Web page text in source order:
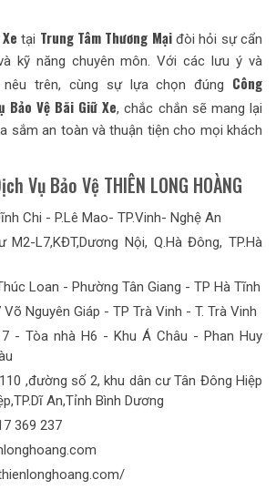
tại Trung Tâm Thương Mạiđòi hỏi sự cẩn
kỹ năng chuyên môn. Với các lưu ý và
trên, cùng sự lựa chọn đúng Công
Bảo Vệ Bãi Giữ Xe, chắc chắn sẽ mang lại
sắm an toàn và thuận tiện cho mọi khách
Vụ Bảo Vệ THIÊN LONG HOÀNG
Chi - P.Lê Mao- TP.Vinh- Nghệ An
L7,KĐT,Dương Nội, Q.Hà Đông, TP.Hà
Loan - Phường Tân Giang - TP Hà Tĩnh
Nguyên Giáp - TP Trà Vinh - T. Trà Vinh
- Tòa nhà H6 - Khu Á Châu - Phan Huy
,đường số 2, khu dân cư Tân Đông Hiệp
An,Tỉnh Bình Dương
369 237